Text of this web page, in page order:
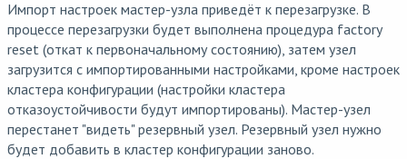
Импорт настроек мастер-узла приведёт к перезагрузке. В
процессе перезагрузки будет выполнена процедура factory
reset (откат к первоначальному состоянию), затем узел
загрузится с импортированными настройками, кроме настроек
кластера конфигурации (настройки кластера
отказоустойчивости будут импортированы). Мастер-узел
перестанет "видеть" резервный узел. Резервный узел нужно
будет добавить в кластер конфигурации заново.